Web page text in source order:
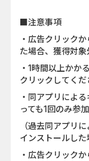
■注意事項
・広告クリック
た場合、獲得対
・1時間以上かか
クリックしてくだ
・同アプリによ
っても1回のみ参
（過去同アプリ
インストールした
・広告クリック